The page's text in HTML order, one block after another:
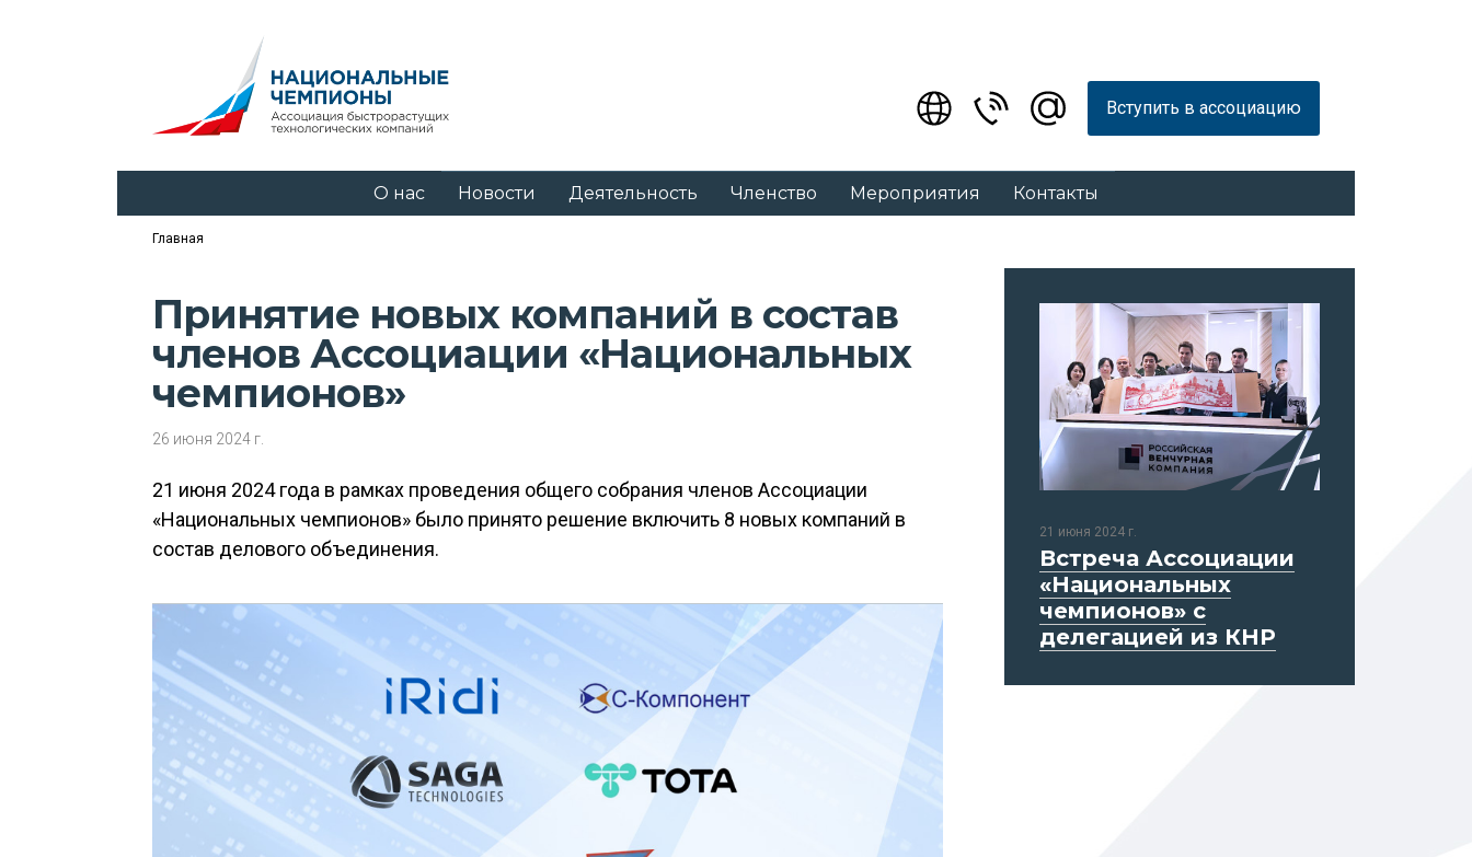
Вступить в ассоциацию
О нас Новости Деятельность Членство Мероприятия Контакты
Главная
Принятие новых компаний в состав
членов Ассоциации «Национальных
чемпионов»
26 июня 2024 г.
21 июня 2024 года в рамках проведения общего собрания членов Ассоциации
«Национальных чемпионов» было принято решение включить 8 новых компаний в
состав делового объединения.
21 июня 2024 г.
Встреча Ассоциации
«Национальных
чемпионов» с
делегацией из КНР